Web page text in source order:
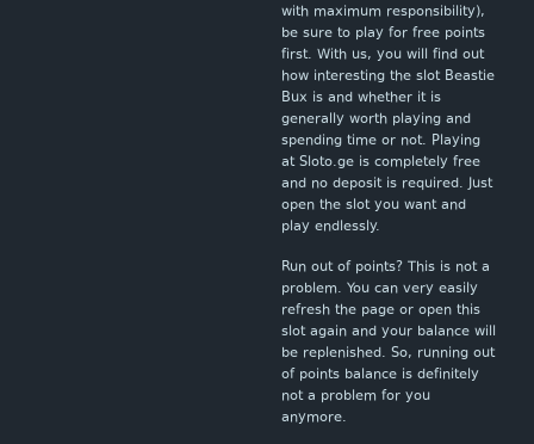
with maximum responsibility),
be sure to play for free points
first. With us, you will find out
how interesting the slot Beastie
Bux is and whether it is
generally worth playing and
spending time or not. Playing
at Sloto.ge is completely free
and no deposit is required. Just
open the slot you want and
play endlessly.
Run out of points? This is not a
problem. You can very easily
refresh the page or open this
slot again and your balance will
be replenished. So, running out
of points balance is definitely
not a problem for you
anymore.